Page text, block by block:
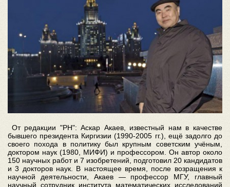
От редакции "РН": Аскар Акаев, известный нам в качестве
бывшего президента Киргизии (1990-2005 гг.), ещё задолго до
своего похода в политику был крупным советским учёным,
доктором наук (1980, МИФИ) и профессором. Он автор около
150 научных работ и 7 изобретений, подготовил 20 кандидатов
и 3 докторов наук. В настоящее время, после возращения к
научной деятельности, Акаев — профессор МГУ, главный
научный сотрудник института математических исследований